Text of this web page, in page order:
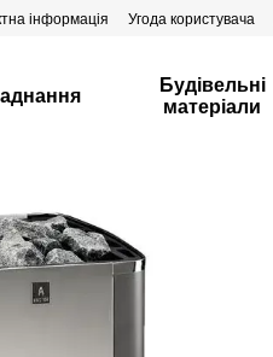
інформація Угода користувача
Будівельні
матеріали